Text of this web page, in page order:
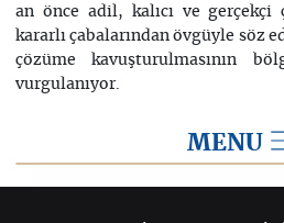
an önce adil, kalıcı ve gerçekçi
kararlı çabalarından övgüyle söz
çözüme kavuşturulmasının
vurgulanıyor.
MENU